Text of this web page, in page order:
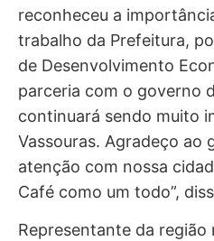
reconheceu a
trabalho da Prefeitura,
de Desenvolvimento
parceria com o governo
continuará sendo muito
Vassouras. Agradeço ao
atenção com nossa
Café como um todo”,
Representante da